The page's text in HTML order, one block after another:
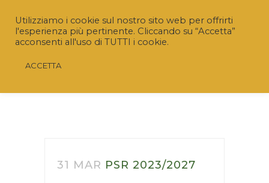
31 MAR PSR 2023/2027
Utilizziamo i cookie sul nostro sito web per offrirti
l'esperienza più pertinente. Cliccando su “Accetta”
acconsenti all'uso di TUTTI i cookie.
ACCETTA